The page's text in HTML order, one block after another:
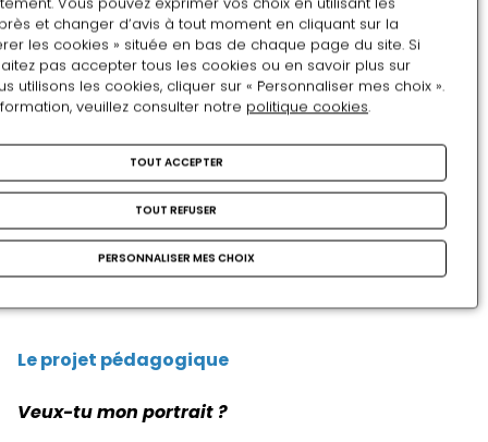
Les enfants doivent être accompagnés d'au moins
un adulte.
(le contenu des animations est en cours
d'élaboration)
Tarifs: 3€50 pour les enfants - Gratuit pour l'adulte
accompagnateur.Attention le billet est à retirer à
la billetterie du château le jour même.
Renseignements et réservation au 05 59 82 38 02 ou
par courriel:reservation.chateau-de-
Le projet pédagogique
Veux-tu mon portrait ?
et changer d’avis à tout moment en cliquant sur la
les cookies » située en bas de chaque page du site. Si
pas accepter tous les cookies ou en savoir plus sur
utilisons les cookies, cliquer sur « Personnaliser mes choix ».
veuillez consulter notre politique cookies.
TOUT ACCEPTER
TOUT REFUSER
PERSONNALISER MES CHOIX